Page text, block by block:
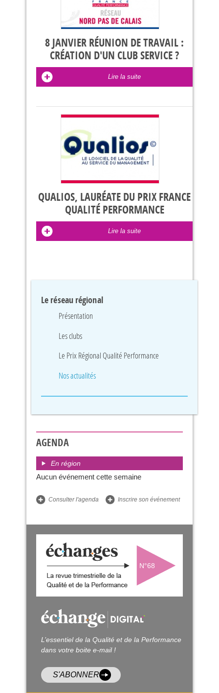
8 JANVIER RÉUNION DE TRAVAIL :
CRÉATION D'UN CLUB SERVICE ?
Lire la suite
QUALIOS, LAURÉATE DU PRIX FRANCE
QUALITÉ PERFORMANCE
Lire la suite
Le réseau régional
Présentation
Les clubs
Le Prix Régional Qualité Performance
Nos actualités
AGENDA
En région
Aucun événement cette semaine
Consulter l'agenda Inscrire son événement
N°68
L’essentiel de la Qualité et de la Performance
dans votre boite e-mail !
S'ABONNER